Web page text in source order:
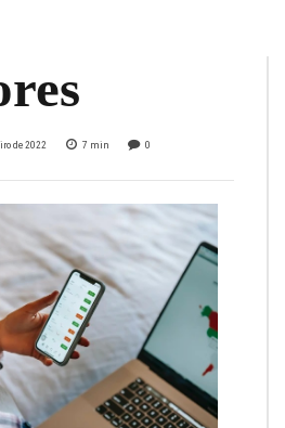
de 2022 7 min 0